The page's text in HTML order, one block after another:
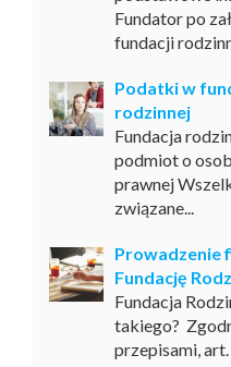
Fundator po
fundacji
Podatki w
rodzinnej
Fundacja
podmiot o
prawnej
związane...
Prowadzenie
Fundację
Fundacja
takiego?
przepisami, art.